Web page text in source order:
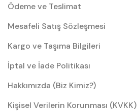
Ödeme ve Teslimat
Mesafeli Satış Sözleşmesi
Kargo ve Taşıma Bilgileri
İptal ve İade Politikası
Hakkımızda (Biz Kimiz?)
Kişisel Verilerin Korunması (KVKK)